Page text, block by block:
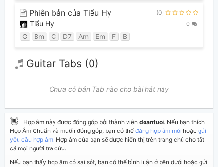
Phiên bản của Tiểu Hy (0)
Tiểu Hy 0
G Bm C D7 Am Em F B
Guitar Tabs (0)
Chưa có bản Tab nào cho bài hát này
👋 Hợp âm này được đóng góp bởi thành viên doantuoi. Nếu bạn thích
Hợp Âm Chuẩn và muốn đóng góp, bạn có thể đăng hợp âm mới hoặc gửi
yêu cầu hợp âm. Hợp âm của bạn sẽ được hiển thị trên trang chủ cho tất
cả mọi người tra cứu.
Nếu bạn thấy hợp âm có sai sót, bạn có thể bình luận ở bên dưới hoặc gửi